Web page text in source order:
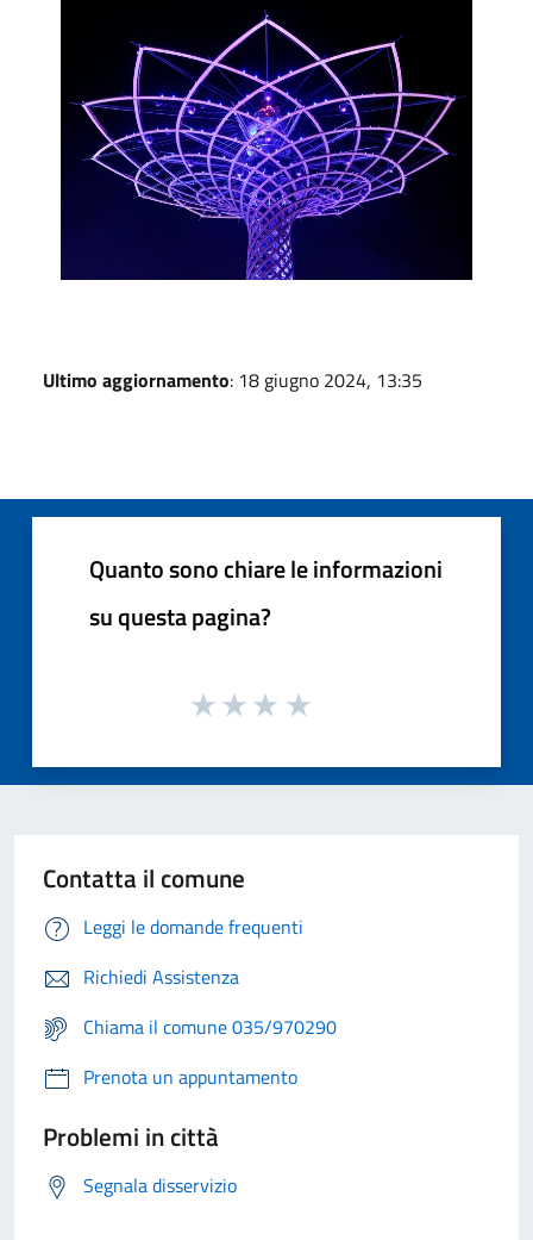
Ultimo aggiornamento: 18 giugno 2024, 13:35
Quanto sono chiare le informazioni
su questa pagina?
Contatta il comune
Leggi le domande frequenti
Richiedi Assistenza
Chiama il comune 035/970290
Prenota un appuntamento
Problemi in città
Segnala disservizio